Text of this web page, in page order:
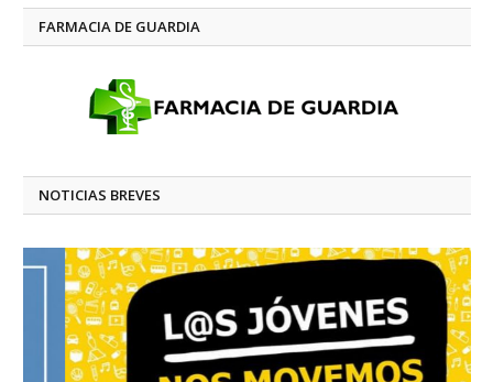
FARMACIA DE GUARDIA
NOTICIAS BREVES